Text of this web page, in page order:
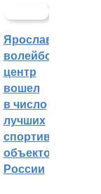
Ярославский
волейбольный
центр
вошел
в число
лучших
спортивных
объектов
России